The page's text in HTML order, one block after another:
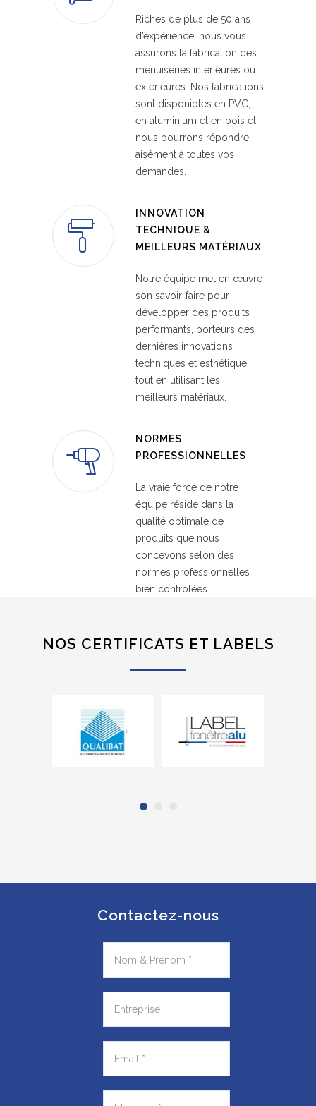
Riches de plus de 50 ans
d’expérience, nous vous
assurons la fabrication des
menuiseries intérieures ou
extérieures. Nos fabrications
sont disponibles en PVC,
en aluminium et en bois et
nous pourrons répondre
aisément à toutes vos
demandes.
INNOVATION
TECHNIQUE &
MEILLEURS MATÉRIAUX
Notre équipe met en œuvre
son savoir-faire pour
développer des produits
performants, porteurs des
dernières innovations
techniques et esthétique
tout en utilisant les
meilleurs matériaux.
NORMES
PROFESSIONNELLES
La vraie force de notre
équipe réside dans la
qualité optimale de
produits que nous
concevons selon des
normes professionnelles
bien controlées
NOS CERTIFICATS ET LABELS
Contactez-nous